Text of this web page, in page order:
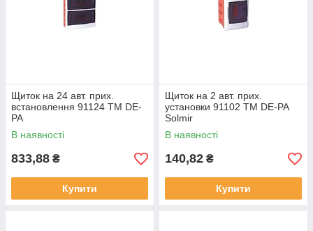
Щиток на 24 авт. прих.
встановлення 91124 ТМ DE-
PA
В наявності
833,88 ₴
Купити
Щиток на 2 авт. прих.
установки 91102 ТМ DE-PA
Solmir
В наявності
140,82 ₴
Купити